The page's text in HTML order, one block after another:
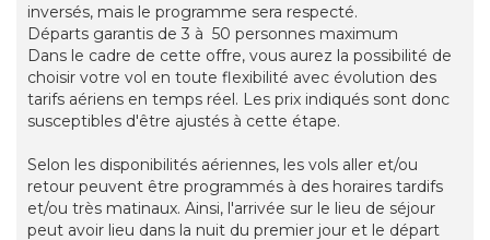
inversés, mais le programme sera respecté.
Départs garantis de 3 à 50 personnes maximum
Dans le cadre de cette offre, vous aurez la possibilité de
choisir votre vol en toute flexibilité avec évolution des
tarifs aériens en temps réel. Les prix indiqués sont donc
susceptibles d'être ajustés à cette étape.
Selon les disponibilités aériennes, les vols aller et/ou
retour peuvent être programmés à des horaires tardifs
et/ou très matinaux. Ainsi, l'arrivée sur le lieu de séjour
peut avoir lieu dans la nuit du premier jour et le départ